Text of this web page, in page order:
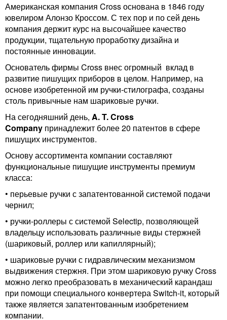
Американская компания Cross основана в 1846 году
ювелиром Алонзо Кроссом. С тех пор и по сей день
компания держит курс на высочайшее качество
продукции, тщательную проработку дизайна и
постоянные инновации.
Основатель фирмы Cross внес огромный вклад в
развитие пишущих приборов в целом. Например, на
основе изобретенной им ручки-стилографа, созданы
столь привычные нам шариковые ручки.
На сегодняшний день, A. T. Cross
Company принадлежит более 20 патентов в сфере
пишущих инструментов.
Основу ассортимента компании составляют
функциональные пишущие инструменты премиум
класса:
• перьевые ручки с запатентованной системой подачи
чернил;
• ручки-роллеры с системой Selectip, позволяющей
владельцу использовать различные виды стержней
(шариковый, роллер или капиллярный);
• шариковые ручки с гидравлическим механизмом
выдвижения стержня. При этом шариковую ручку Cross
можно легко преобразовать в механический карандаш
при помощи специального конвертера Switch-it, который
также является запатентованным изобретением
компании.